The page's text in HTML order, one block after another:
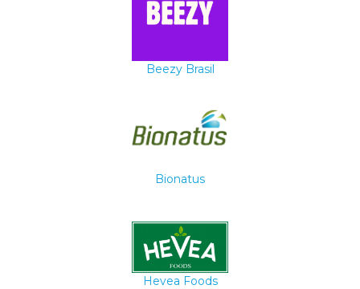
Beezy Brasil
Bionatus
Hevea Foods